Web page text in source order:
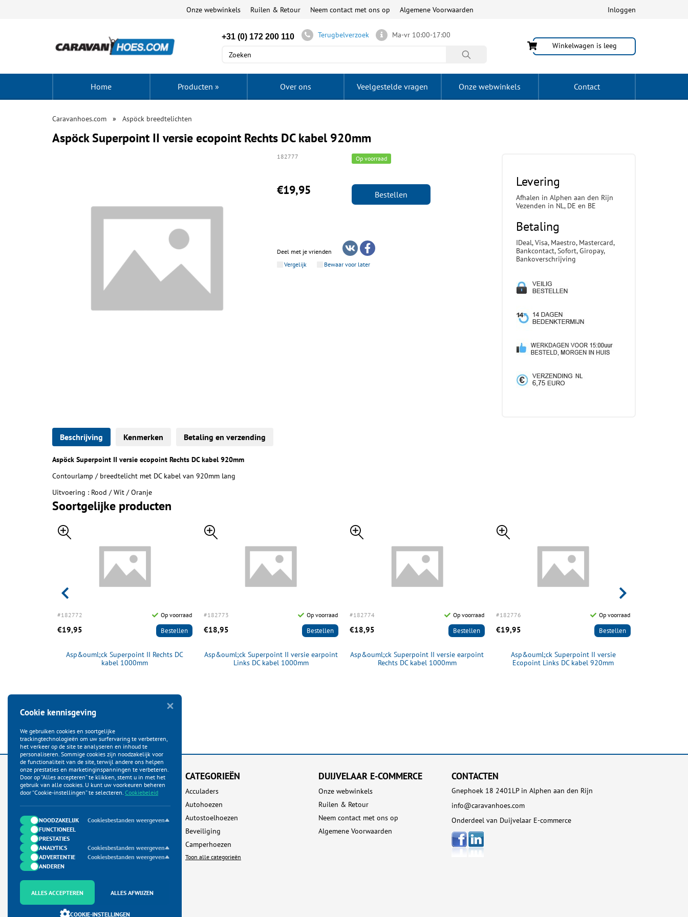
Inloggen
Onze webwinkels Ruilen & Retour Neem contact met ons op Algemene Voorwaarden
+31 (0) 172 200 110 Terugbelverzoek
Ma-vr 10:00-17:00
Winkelwagen is leeg
Home Producten » Over ons Veelgestelde vragen Onze webwinkels Contact
Caravanhoes.com Aspöck breedtelichten
Aspöck Superpoint II versie ecopoint Rechts DC kabel 920mm
182777 Op voorraad
€19,95 Bestellen
Deel met je vrienden
Vergelijk
Bewaar voor later
Levering
Afhalen in Alphen aan den Rijn
Vezenden in NL, DE en BE
Betaling
IDeal, Visa, Maestro, Mastercard,
Bankcontact, Sofort, Giropay,
Bankoverschrijving
Beschrijving Kenmerken Betaling en verzending
Aspöck Superpoint II versie ecopoint Rechts DC kabel 920mm
Contourlamp / breedtelicht met DC kabel van 920mm lang
Uitvoering : Rood / Wit / Oranje
Soortgelijke producten
#182772 Op voorraad
€19,95 Bestellen
Asp&ouml;ck Superpoint II Rechts DC
kabel 1000mm
#182773 Op voorraad
€18,95 Bestellen
Asp&ouml;ck Superpoint II versie earpoint
Links DC kabel 1000mm
#182774 Op voorraad
€18,95 Bestellen
Asp&ouml;ck Superpoint II versie earpoint
Rechts DC kabel 1000mm
#182776 Op voorraad
€19,95 Bestellen
Asp&ouml;ck Superpoint II versie
Ecopoint Links DC kabel 920mm
KLANTENSERVICE
Startpagina
Bestellen
Betalen
Verzenden
Ruilen & Retour
Garantie & Klachten
Neem contact met ons op
Algemene Voorwaarden
Privacy Policy
CATEGORIEËN
Acculaders
Autohoezen
Autostoelhoezen
Beveiliging
Camperhoezen
Toon alle categorieën
DUIJVELAAR E-COMMERCE
Onze webwinkels
Ruilen & Retour
Neem contact met ons op
Algemene Voorwaarden
CONTACTEN
Gnephoek 18 2401LP in Alphen aan den Rijn
info@caravanhoes.com
Onderdeel van Duijvelaar E-commerce
Cookie kennisgeving
We gebruiken cookies en soortgelijke
trackingtechnologieën om uw surfervaring te verbeteren,
het verkeer op de site te analyseren en inhoud te
personaliseren. Sommige cookies zijn noodzakelijk voor
de functionaliteit van de site, terwijl andere ons helpen
onze prestaties en marketinginspanningen te verbeteren.
Door op “Alles accepteren” te klikken, stemt u in met het
gebruik van alle cookies. U kunt uw voorkeuren beheren
door “Cookie-instellingen” te selecteren. Cookiebeleid
NOODZAKELIJK
Cookiesbestanden weergeven
FUNCTIONEEL
PRESTATIES
ANALYTICS
Cookiesbestanden weergeven
ADVERTENTIE
Cookiesbestanden weergeven
ANDEREN
ALLES ACCEPTEREN ALLES AFWIJZEN
COOKIE-INSTELLINGEN